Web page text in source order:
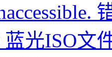
蓝光ISO文